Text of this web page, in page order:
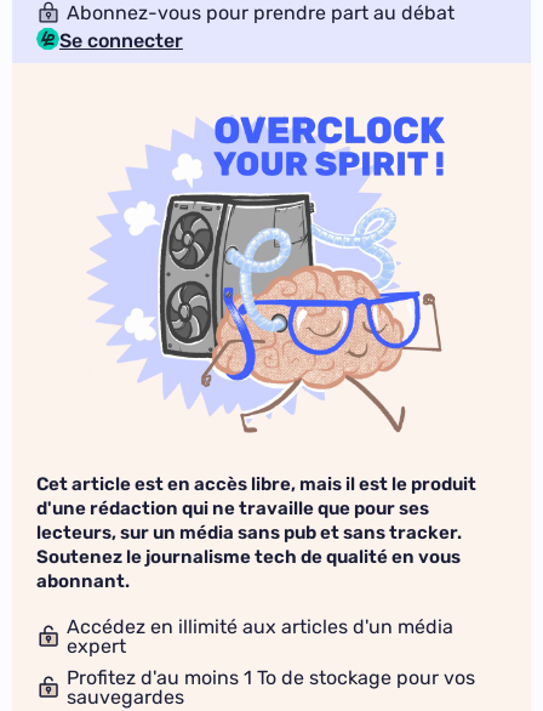
Abonnez-vous pour prendre part au débat
Se connecter
Cet article est en accès libre, mais il est le produit
d'une rédaction qui ne travaille que pour ses
lecteurs, sur un média sans pub et sans tracker.
Soutenez le journalisme tech de qualité en vous
abonnant.
Accédez en illimité aux articles d'un média
expert
Profitez d'au moins 1 To de stockage pour vos
sauvegardes